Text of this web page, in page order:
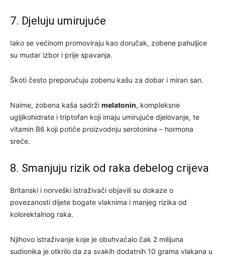
7. Djeluju umirujuće
Iako se većinom promoviraju kao doručak, zobene pahuljice
su mudar izbor i prije spavanja.
Škoti često preporučuju zobenu kašu za dobar i miran san.
Naime, zobena kaša sadrži melatonin, kompleksne
ugljikohidrate i triptofan koji imaju umirujuće djelovanje, te
vitamin B6 koji potiče proizvodnju serotonina – hormona
sreće.
8. Smanjuju rizik od raka debelog crijeva
Britanski i norveški istraživači objavili su dokaze o
povezanosti dijete bogate vlaknima i manjeg rizika od
kolorektalnog raka.
Njihovo istraživanje koje je obuhvaćalo čak 2 milijuna
sudionika je otkrilo da za svakih dodatnih 10 grama vlakana u